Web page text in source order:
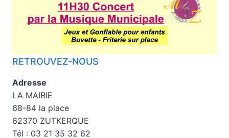
RETROUVEZ-NOUS
Adresse
LA MAIRIE
68-84 la place
62370 ZUTKERQUE
Tél : 03 21 35 32 62